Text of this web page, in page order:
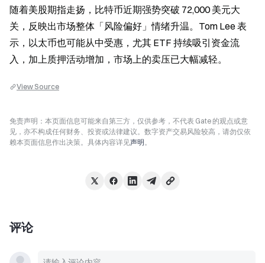
随着美股期指走扬，比特币近期强势突破 72,000 美元大
关，反映出市场整体「风险偏好」情绪升温。Tom Lee 表
示，以太币也可能从中受惠，尤其 ETF 持续吸引资金流
入，加上质押活动增加，市场上的卖压已大幅减轻。
View Source
免责声明：本页面信息可能来自第三方，仅供参考，不代表 Gate 的观点或意
见，亦不构成任何财务、投资或法律建议。数字资产交易风险较高，请勿仅依
赖本页面信息作出决策。具体内容详见声明。
评论